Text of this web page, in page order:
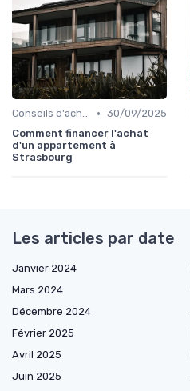
Conseils d'achat immobilier • 30/09/2025
Comment financer l'achat
d'un appartement à
Strasbourg
Les articles par date
Janvier 2024
Mars 2024
Décembre 2024
Février 2025
Avril 2025
Juin 2025